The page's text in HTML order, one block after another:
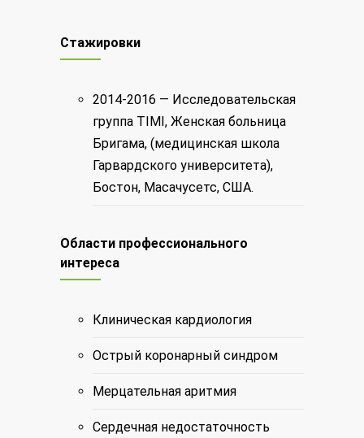
Стажировки
2014-2016 — Исследовательская
группа TIMI, Женская больница
Бригама, (медицинская школа
Гарвардского университета),
Бостон, Масачусетс, США.
Области профессионального
интереса
Клиническая кардиология
Острый коронарный синдром
Мерцательная аритмия
Сердечная недостаточность